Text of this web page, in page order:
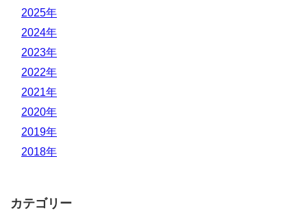
2025年
2024年
2023年
2022年
2021年
2020年
2019年
2018年
カテゴリー